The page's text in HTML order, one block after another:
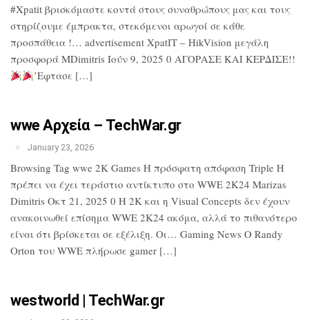
#Xpatit βρισκόμαστε κοντά στους συναθρώπους μας και τους
στηρίζουμε έμπρακτα, στεκόμενοι αρωγοί σε κάθε
προσπάθεια !… advertisement XpatIT – HikVision μεγάλη
προσφορά MDimitris Ιούν 9, 2025 0 ΑΓΟΡΑΣΕ ΚΑΙ ΚΕΡΔΙΣΕ!!
’Εφτασε […]
wwe Αρχεία – TechWar.gr
January 23, 2026
Browsing Tag wwe 2K Games Η πρόσφατη απόφαση Triple H
πρέπει να έχει τεράστιο αντίκτυπο στο WWE 2K24 Marizas
Dimitris Οκτ 21, 2025 0 Η 2K και η Visual Concepts δεν έχουν
ανακοινωθεί επίσημα WWE 2K24 ακόμα, αλλά το πιθανότερο
είναι ότι βρίσκεται σε εξέλιξη. Οι… Gaming News Ο Randy
Orton του WWE πλήρωσε gamer […]
westworld | TechWar.gr